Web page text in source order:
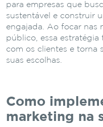
para empresas que
sustentável e construir
engajada. Ao focar nas
público, essa
com os clientes e torna
suas escolhas.
Como
marketing na